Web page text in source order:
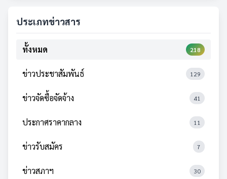
ประเภทข่าวสาร
ทั้งหมด 218
ข่าวประชาสัมพันธ์ 129
ข่าวจัดซื้อจัดจ้าง 41
ประกาศราคากลาง 11
ข่าวรับสมัคร 7
ข่าวสภาฯ 30